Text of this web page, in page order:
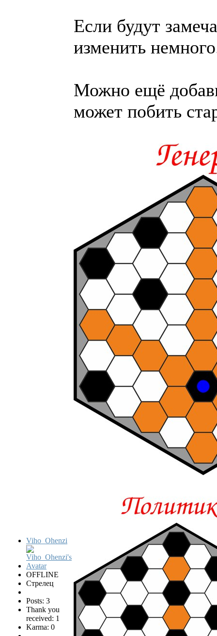
Viho_Ohenzi
OFFLINE
Стрелец
Posts: 3
Thank you
received: 1
Karma: 0
Если будут
изменить
Можно ещё
может побить